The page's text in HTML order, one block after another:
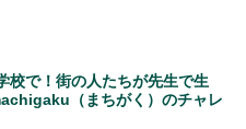
校で！街の人たちが先生で生
（まちがく）のチャレ